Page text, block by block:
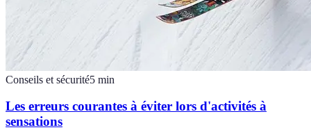
Conseils et sécurité5 min
Les erreurs courantes à éviter lors d'activités à
sensations